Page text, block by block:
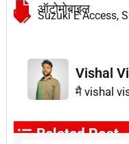
ऑटोमोबाइल
Suzuki E Access,
Vishal
मै vishal
Related Post